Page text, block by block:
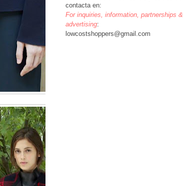
contacta en:
For inquiries, information, partnerships &
advertising:
lowcostshoppers@gmail.com